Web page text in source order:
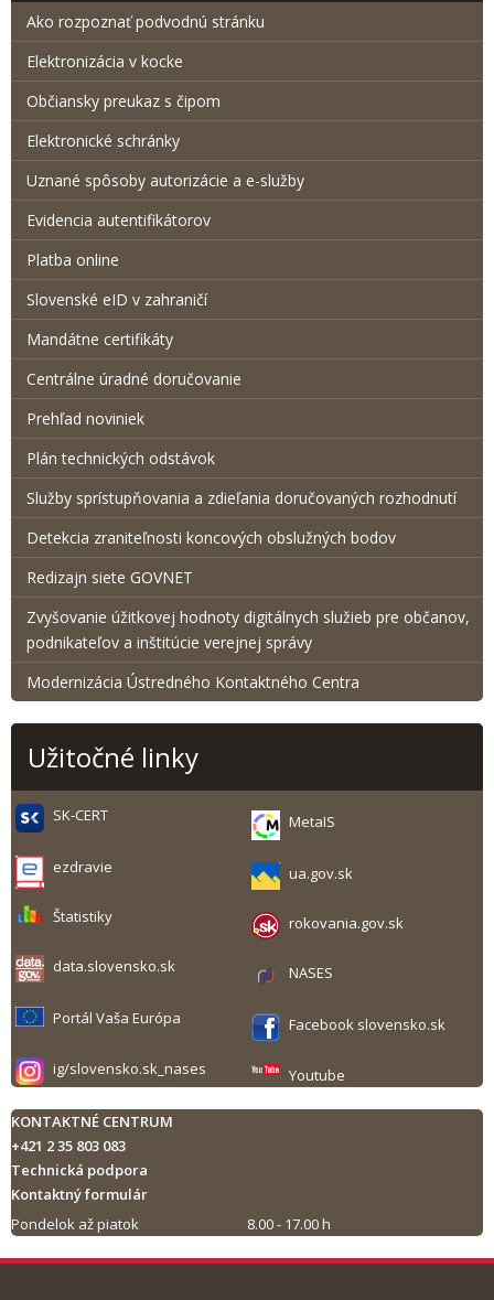
Ako rozpoznať podvodnú stránku
Elektronizácia v kocke
Občiansky preukaz s čipom
Elektronické schránky
Uznané spôsoby autorizácie a e-služby
Evidencia autentifikátorov
Platba online
Slovenské eID v zahraničí
Mandátne certifikáty
Centrálne úradné doručovanie
Prehľad noviniek
Plán technických odstávok
Služby sprístupňovania a zdieľania doručovaných rozhodnutí
Detekcia zraniteľnosti koncových obslužných bodov
Redizajn siete GOVNET
Zvyšovanie úžitkovej hodnoty digitálnych služieb pre občanov,
podnikateľov a inštitúcie verejnej správy
Modernizácia Ústredného Kontaktného Centra
Užitočné linky
SK-CERT MetaIS
ezdravie ua.gov.sk
Štatistiky rokovania.gov.sk
data.slovensko.sk NASES
Portál Vaša Európa Facebook slovensko.sk
ig/slovensko.sk_nases Youtube
KONTAKTNÉ CENTRUM
+421 2 35 803 083
Technická podpora
Kontaktný formulár
Pondelok až piatok
8.00 - 17.00 h
Tlač obsahu